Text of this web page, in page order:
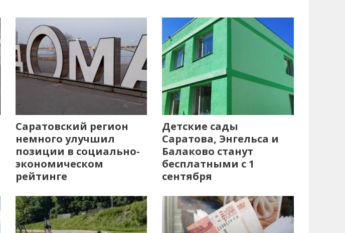
Саратовский регион
немного улучшил
позиции в социально-
экономическом
рейтинге
Детские сады
Саратова, Энгельса и
Балаково станут
бесплатными с 1
сентября